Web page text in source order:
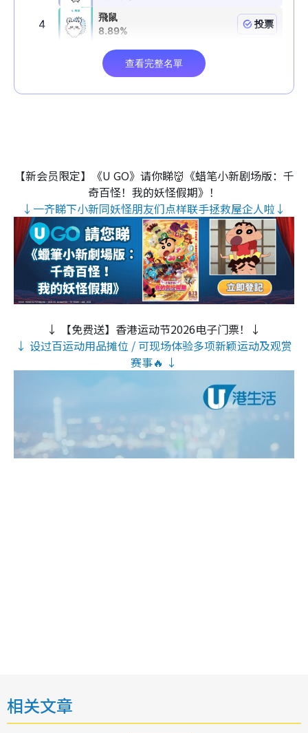
【新会员限定】《U GO》请你睇👹《蜡笔小新剧场版：千
奇百怪！我的妖怪假期》！
↓一齐睇下小新同妖怪朋友们点样联手拯救屋企人啦↓
↓ 【免费送】香港运动节2026电子门票！↓
↓ 设过百运动用品摊位 / 可现场体验多项新颖运动及观赏
赛事🔥 ↓
相关文章